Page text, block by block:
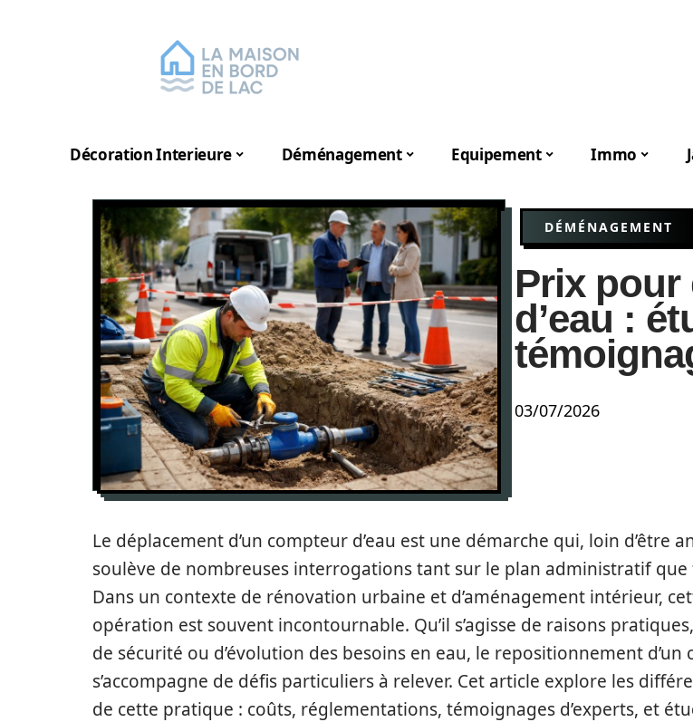
Décoration Interieure Déménagement Equipement Immo
DÉMÉNAGEMENT
Prix pour
d’eau :
03/07/2026
Le déplacement d’un compteur d’eau est une démarche qui, loin d’être
soulève de nombreuses interrogations tant sur le plan administratif que
Dans un contexte de rénovation urbaine et d’aménagement intérieur,
opération est souvent incontournable. Qu’il s’agisse de raisons
de sécurité ou d’évolution des besoins en eau, le repositionnement d’un
s’accompagne de défis particuliers à relever. Cet article explore les
de cette pratique : coûts, réglementations, témoignages d’experts, et